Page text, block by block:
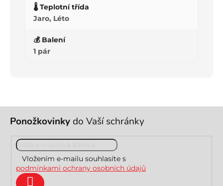
🌡️ Teplotní třída
Jaro, Léto
💰 Balení
1 pár
Z
Ponožkovinky do Vaší schránky
Vložením e-mailu souhlasíte s
podmínkami ochrany osobních údajů